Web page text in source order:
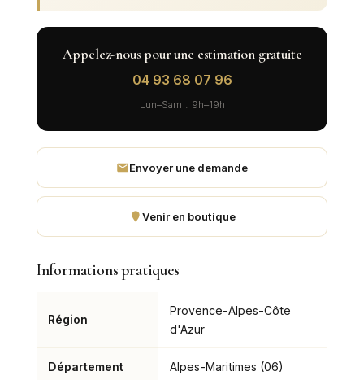
Appelez-nous pour une estimation gratuite
04 93 68 07 96
Lun–Sam : 9h–19h
Envoyer une demande
Venir en boutique
Informations pratiques
Région
Provence-Alpes-Côte
d'Azur
Département Alpes-Maritimes (06)